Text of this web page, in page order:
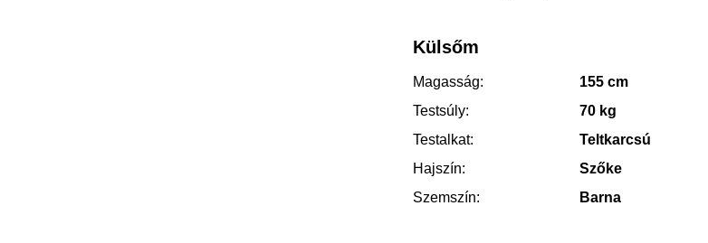
Külsőm
Magasság:
155 cm
Testsúly:
70 kg
Testalkat:
Teltkarcsú
Hajszín:
Szőke
Szemszín:
Barna